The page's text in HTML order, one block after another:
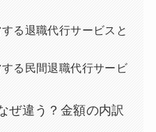
る退職代行サービスと
る民間退職代行サービ
ぜ違う？金額の内訳